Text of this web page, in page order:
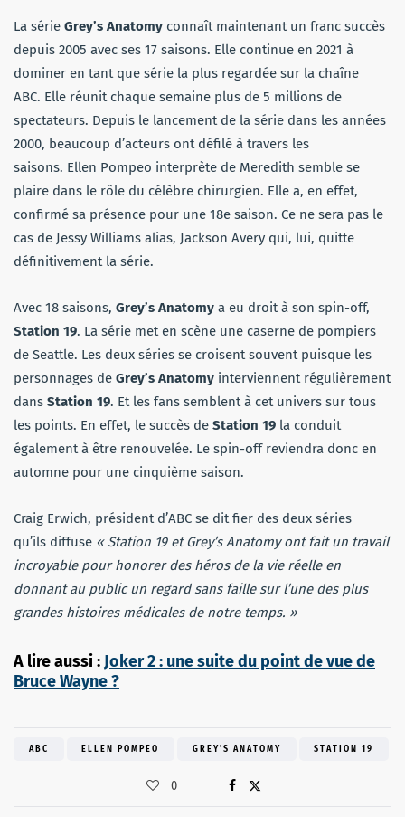
La série Grey’s Anatomy connaît maintenant un franc succès
depuis 2005 avec ses 17 saisons. Elle continue en 2021 à
dominer en tant que série la plus regardée sur la chaîne
ABC. Elle réunit chaque semaine plus de 5 millions de
spectateurs. Depuis le lancement de la série dans les années
2000, beaucoup d’acteurs ont défilé à travers les
saisons. Ellen Pompeo interprète de Meredith semble se
plaire dans le rôle du célèbre chirurgien. Elle a, en effet,
confirmé sa présence pour une 18e saison. Ce ne sera pas le
cas de Jessy Williams alias, Jackson Avery qui, lui, quitte
définitivement la série.
Avec 18 saisons, Grey’s Anatomy a eu droit à son spin-off,
Station 19. La série met en scène une caserne de pompiers
de Seattle. Les deux séries se croisent souvent puisque les
personnages de Grey’s Anatomy interviennent régulièrement
dans Station 19. Et les fans semblent à cet univers sur tous
les points. En effet, le succès de Station 19 la conduit
également à être renouvelée. Le spin-off reviendra donc en
automne pour une cinquième saison.
Craig Erwich, président d’ABC se dit fier des deux séries
qu’ils diffuse « Station 19 et Grey’s Anatomy ont fait un travail
incroyable pour honorer des héros de la vie réelle en
donnant au public un regard sans faille sur l’une des plus
grandes histoires médicales de notre temps. »
A lire aussi : Joker 2 : une suite du point de vue de
Bruce Wayne ?
ABC ELLEN POMPEO GREY'S ANATOMY STATION 19
0